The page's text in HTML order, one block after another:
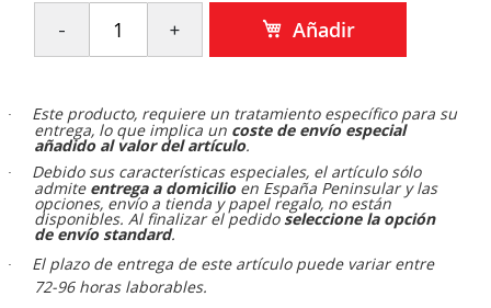
Añadir
· Este producto, requiere un tratamiento específico para su
entrega, lo que implica un coste de envío especial
añadido al valor del artículo.
· Debido sus características especiales, el artículo sólo
admiteentrega a domicilioen España Peninsular y las
opciones, envío a tienda y papel regalo, no están
disponibles. Al finalizar el pedidoseleccione la opción
de envío standard.
·
El plazo de entrega de este artículo puede variar entre
72-96 horas laborables.